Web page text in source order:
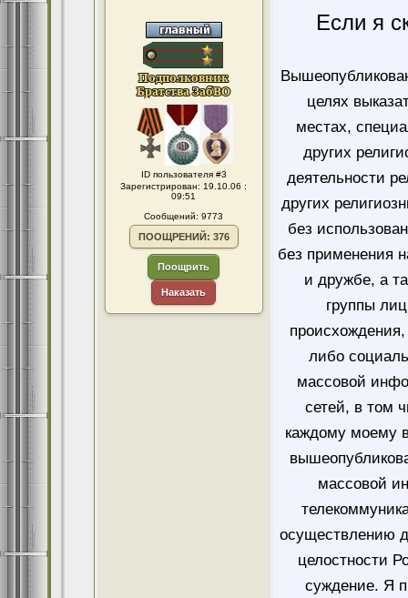
ID пользователя #3
Зарегистрирован: 19.10.06 :
09:51
Сообщений: 9773
ПООЩРЕНИЙ: 376
Поощрить
Наказать
Если я
целях
местах,
других
деятельности
других
без
без применения
и дружбе, а
группы
либо
массовой
сетей, в том
каждому моему
массовой
осуществлению
целостности
суждение. Я